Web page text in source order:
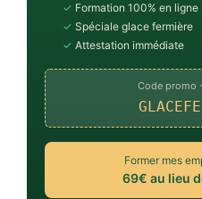
✓ Formation 100% en ligne
✓ Spéciale glace fermière
✓ Attestation immédiate
Code promo
Former mes
69€ au lieu